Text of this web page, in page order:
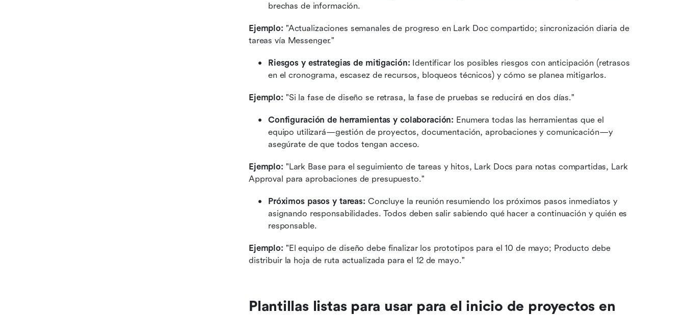
brechas de información.
Ejemplo: "Actualizaciones semanales de progreso en Lark Doc compartido; sincronización diaria de
tareas vía Messenger."
Riesgos y estrategias de mitigación: Identificar los posibles riesgos con anticipación (retrasos
en el cronograma, escasez de recursos, bloqueos técnicos) y cómo se planea mitigarlos.
Ejemplo: "Si la fase de diseño se retrasa, la fase de pruebas se reducirá en dos días."
Configuración de herramientas y colaboración: Enumera todas las herramientas que el
equipo utilizará—gestión de proyectos, documentación, aprobaciones y comunicación—y
asegúrate de que todos tengan acceso.
Ejemplo: "Lark Base para el seguimiento de tareas y hitos, Lark Docs para notas compartidas, Lark
Approval para aprobaciones de presupuesto."
Próximos pasos y tareas: Concluye la reunión resumiendo los próximos pasos inmediatos y
asignando responsabilidades. Todos deben salir sabiendo qué hacer a continuación y quién es
responsable.
Ejemplo: "El equipo de diseño debe finalizar los prototipos para el 10 de mayo; Producto debe
distribuir la hoja de ruta actualizada para el 12 de mayo."
Plantillas listas para usar para el inicio de proyectos en